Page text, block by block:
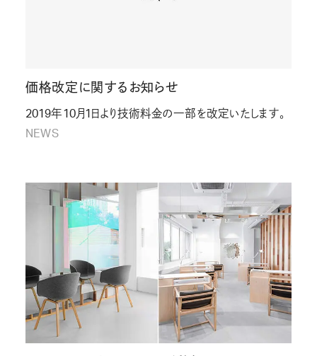
価格改定に関するお知らせ
2019年10月1日より技術料金の一部を改定いたします。
NEWS